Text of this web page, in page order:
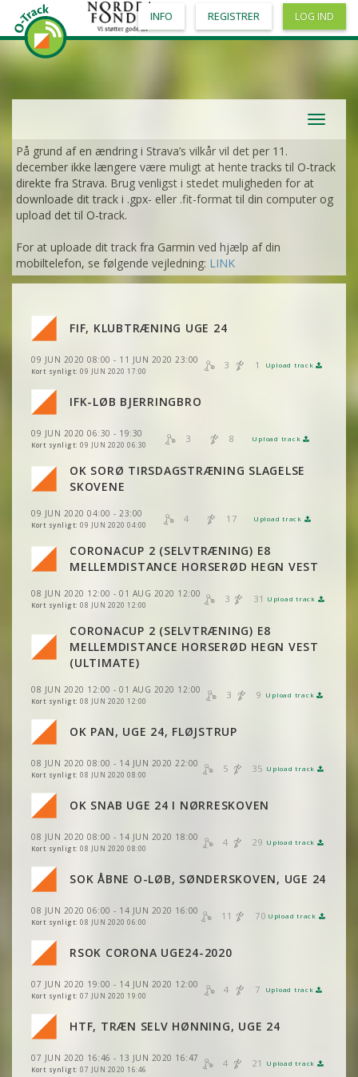
Toggle
På grund af en ændring i Strava’s vilkår vil det per 11.
december ikke længere være muligt at hente tracks til O-track
direkte fra Strava. Brug venligst i stedet muligheden for at
downloade dit track i .gpx- eller .fit-format til din computer og
upload det til O-track.
For at uploade dit track fra Garmin ved hjælp af din
mobiltelefon, se følgende vejledning: LINK
FIF, KLUBTRÆNING UGE 24
09 JUN 2020 08:00 - 11 JUN 2020 23:00
Kort synligt: 09 JUN 2020 17:00
3 1 Upload track
VIS 2DRERUN
VIS 2DRERUN
IFK-LØB BJERRINGBRO
09 JUN 2020 06:30 - 19:30
Kort synligt: 09 JUN 2020 06:30
3 8 Upload track
VIS 2DRERUN
VIS 2DRERUN
VIS 2DRERUN
OK SORØ TIRSDAGSTRÆNING SLAGELSE
SKOVENE
09 JUN 2020 04:00 - 23:00
Kort synligt: 09 JUN 2020 04:00
4 17 Upload track
VIS 2DRERUN
VIS 2DRERUN
VIS 2DRERUN
VIS 2DRERUN
CORONACUP 2 (SELVTRÆNING) E8
MELLEMDISTANCE HORSERØD HEGN VEST
08 JUN 2020 12:00 - 01 AUG 2020 12:00
Kort synligt: 08 JUN 2020 12:00
3 31 Upload track
VIS 2DRERUN
VIS 2DRERUN
VIS 2DRERUN
CORONACUP 2 (SELVTRÆNING) E8
MELLEMDISTANCE HORSERØD HEGN VEST
(ULTIMATE)
08 JUN 2020 12:00 - 01 AUG 2020 12:00
Kort synligt: 08 JUN 2020 12:00
3 9 Upload track
VIS 2DRERUN
VIS 2DRERUN
OK PAN, UGE 24, FLØJSTRUP
08 JUN 2020 08:00 - 14 JUN 2020 22:00
Kort synligt: 08 JUN 2020 08:00
5 35 Upload track
VIS 2DRERUN
VIS 2DRERUN
VIS 2DRERUN
VIS 2DRERUN
VIS 2DRERUN
OK SNAB UGE 24 I NØRRESKOVEN
08 JUN 2020 08:00 - 14 JUN 2020 18:00
Kort synligt: 08 JUN 2020 08:00
4 29 Upload track
VIS
VIS 2DRERUN
VIS 2DRERUN
VIS 2DRERUN
SOK ÅBNE O-LØB, SØNDERSKOVEN, UGE 24
08 JUN 2020 06:00 - 14 JUN 2020 16:00
Kort synligt: 08 JUN 2020 06:00
11 70 Upload track
VIS 2DRERUN
VIS 2DRERUN
VIS 2DRERUN
VIS
VIS 2DRERUN
VIS 2DRERUN
VIS 2DRERUN
RSOK CORONA UGE24-2020
07 JUN 2020 19:00 - 14 JUN 2020 12:00
Kort synligt: 07 JUN 2020 19:00
4 7 Upload track
VIS
VIS 2DRERUN
VIS 2DRERUN
VIS 2DRERUN
HTF, TRÆN SELV HØNNING, UGE 24
07 JUN 2020 16:46 - 13 JUN 2020 16:47
Kort synligt: 07 JUN 2020 16:46
4 21 Upload track
VIS
VIS 2DRERUN
VIS 2DRERUN
VIS 2DRERUN
VIS 2DRERUN
INFO REGISTRER LOG IND